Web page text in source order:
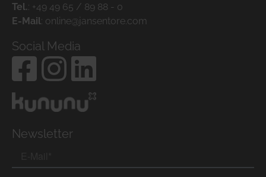
Tel.: +49 49 65 / 89 88 - 0
E-Mail: online@jansentore.com
Social Media
Newsletter